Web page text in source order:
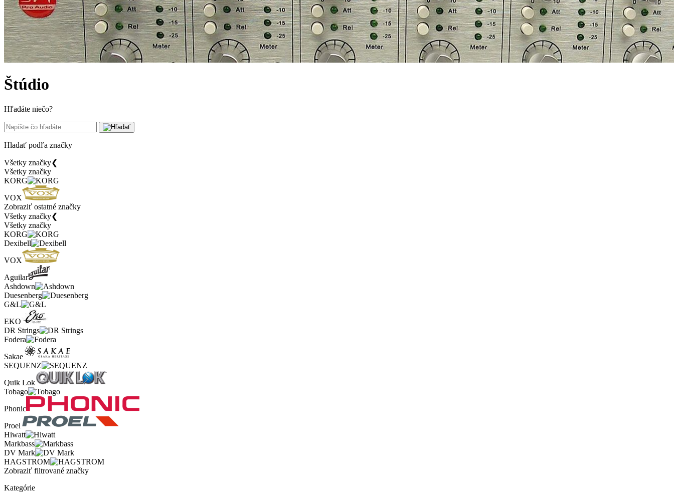
Štúdio
Hľadáte niečo?
Hladať podľa značky
Všetky značky❮
Všetky značky
KORG
VOX
Zobraziť ostatné značky
Všetky značky❮
Všetky značky
KORG
Dexibell
VOX
Aguilar
Ashdown
Duesenberg
G&L
EKO
DR Strings
Fodera
Sakae
SEQUENZ
Quik Lok
Tobago
Phonic
Proel
Hiwatt
Markbass
DV Mark
HAGSTROM
Zobraziť filtrované značky
Kategórie